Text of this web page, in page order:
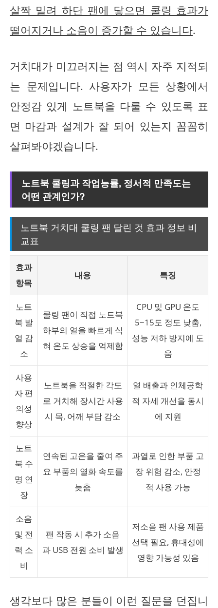
살짝 밀려 하단 팬에 닿으면 쿨링 효과가
떨어지거나 소음이 증가할 수 있습니다.
거치대가 미끄러지는 점 역시 자주 지적되
는 문제입니다. 사용자가 모든 상황에서
안정감 있게 노트북을 다룰 수 있도록 표
면 마감과 설계가 잘 되어 있는지 꼼꼼히
살펴봐야겠습니다.
노트북 쿨링과 작업능률, 정서적 만족도는
어떤 관계인가?
노트북 거치대 쿨링 팬 달린 것 효과 정보 비
교표
효과
항목
내용 특징
노트
북 발
열 감
소
쿨링 팬이 직접 노트북
하부의 열을 빠르게 식
혀 온도 상승을 억제함
CPU 및 GPU 온도
5~15도 정도 낮춤,
성능 저하 방지에 도
움
사용
자 편
의성
향상
노트북을 적절한 각도
로 거치해 장시간 사용
시 목, 어깨 부담 감소
열 배출과 인체공학
적 자세 개선을 동시
에 지원
노트
북 수
명 연
장
연속된 고온을 줄여 주
요 부품의 열화 속도를
늦춤
과열로 인한 부품 고
장 위험 감소, 안정
적 사용 가능
소음
및 전
력 소
비
팬 작동 시 추가 소음
과 USB 전원 소비 발생
저소음 팬 사용 제품
선택 필요, 휴대성에
영향 가능성 있음
생각보다 많은 분들이 이런 질문을 던집니